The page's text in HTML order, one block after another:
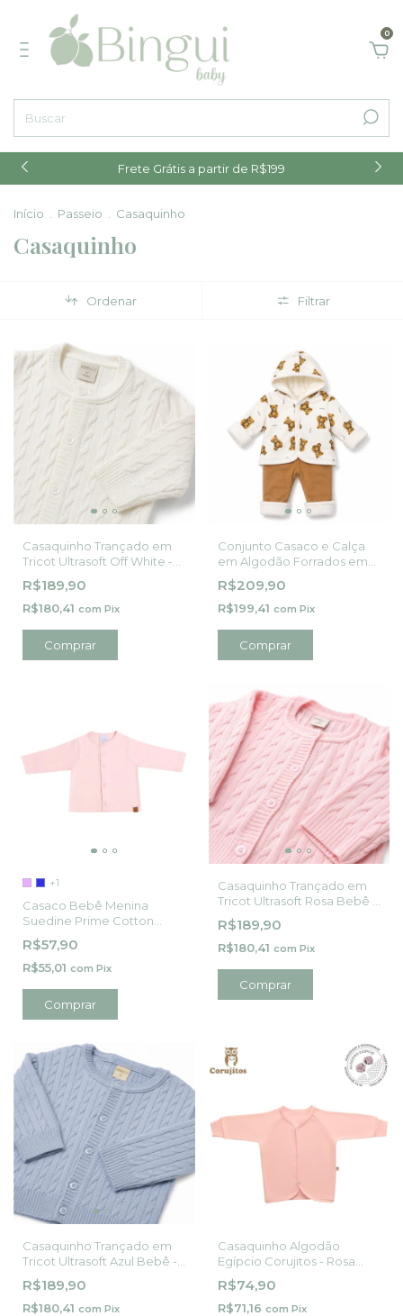
0
Frete Grátis a partir de R$199
Início Passeio Casaquinho
Casaquinho
Ordenar Filtrar
Casaquinho Trançado em
Tricot Ultrasoft Off White -
Mini&Co
R$189,90
R$180,41 com Pix
Comprar
Conjunto Casaco e Calça
em Algodão Forrados em
Microsoft Ursinhos Mini&Co
- Mini&Co
R$209,90
R$199,41 com Pix
Comprar
+1
Casaco Bebê Menina
Suedine Prime Cotton
Clean Piu Piu
R$57,90
R$55,01 com Pix
Comprar
Casaquinho Trançado em
Tricot Ultrasoft Rosa Bebê -
Mini&Co
R$189,90
R$180,41 com Pix
Comprar
Casaquinho Trançado em
Tricot Ultrasoft Azul Bebê -
Mini&Co
R$189,90
R$180,41 com Pix
Casaquinho Algodão
Egípcio Corujitos - Rosa
Chá
R$74,90
R$71,16 com Pix